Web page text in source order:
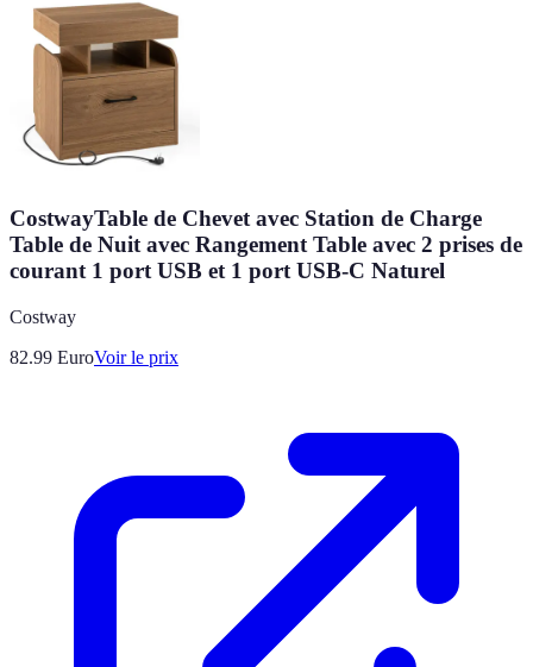
CostwayTable de Chevet avec Station de Charge
Table de Nuit avec Rangement Table avec 2 prises de
courant 1 port USB et 1 port USB-C Naturel
Costway
82.99 EuroVoir le prix